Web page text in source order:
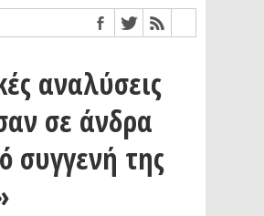
αναλύσεις
σε άνδρα
συγγενή της